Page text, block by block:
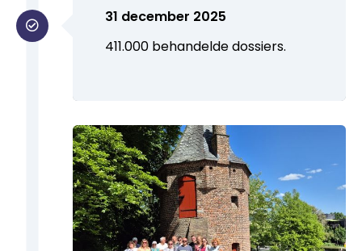
31 december 2025
411.000 behandelde dossiers.